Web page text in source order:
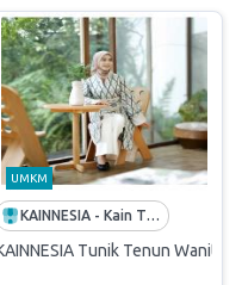
- SERAYA KOKO & SERAYA
UMKM
KAINNESIA - Kain Tenun Indonesia
Tunik Tenun Wanita